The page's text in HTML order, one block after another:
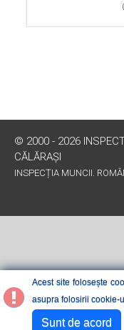
© 2000 - 2026
CĂLĂRAŞI
INSPECȚIA MUNCII.
Acest site folosește
asupra folosirii cookie-
Sunt de acord